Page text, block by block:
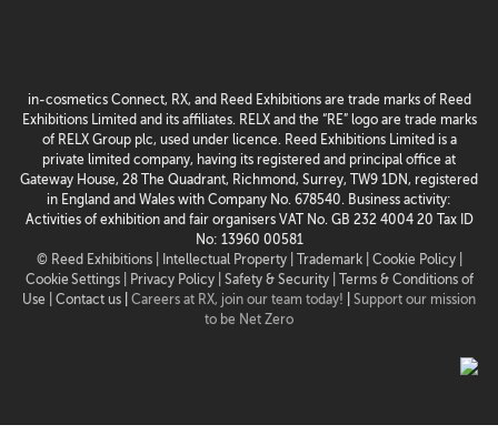
in-cosmetics Connect, RX, and Reed Exhibitions are trade marks of Reed
Exhibitions Limited and its affiliates. RELX and the “RE” logo are trade marks
of RELX Group plc, used under licence. Reed Exhibitions Limited is a
private limited company, having its registered and principal office at
Gateway House, 28 The Quadrant, Richmond, Surrey, TW9 1DN, registered
in England and Wales with Company No. 678540. Business activity:
Activities of exhibition and fair organisers VAT No. GB 232 4004 20 Tax ID
No: 13960 00581
© Reed Exhibitions |
Intellectual Property | Trademark | Cookie Policy |
Cookie Settings
| Privacy Policy | Safety & Security |
Terms & Conditions of
Use | Contact us Careers at RX, join our team today!
Support our mission
to be Net Zero